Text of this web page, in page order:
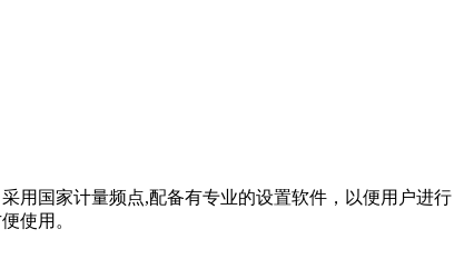
用国家计量频点,配备有专业的设置软件，以便用户进行
使用。